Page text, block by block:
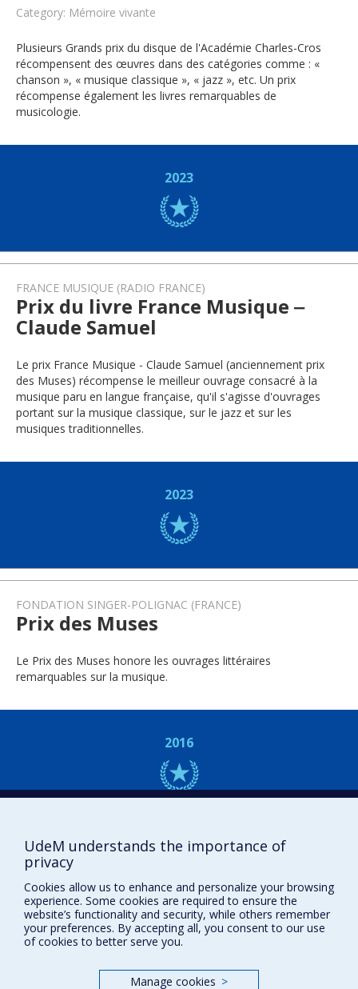
Category: Mémoire vivante
Plusieurs Grands prix du disque de l'Académie Charles-Cros
récompensent des œuvres dans des catégories comme : «
chanson », « musique classique », « jazz », etc. Un prix
récompense également les livres remarquables de
musicologie.
2023
FRANCE MUSIQUE (RADIO FRANCE)
Prix du livre France Musique ‒
Claude Samuel
Le prix France Musique - Claude Samuel (anciennement prix
des Muses) récompense le meilleur ouvrage consacré à la
musique paru en langue française, qu'il s'agisse d'ouvrages
portant sur la musique classique, sur le jazz et sur les
musiques traditionnelles.
2023
FONDATION SINGER-POLIGNAC (FRANCE)
Prix des Muses
Le Prix des Muses honore les ouvrages littéraires
remarquables sur la musique.
2016
Prix et distinctions
Plan du site|Accessibilité
Privacy
UdeM understands the importance of
privacy
Cookies allow us to enhance and personalize your browsing
experience. Some cookies are required to ensure the
website’s functionality and security, while others remember
your preferences. By accepting all, you consent to our use
of cookies to better serve you.
Manage cookies >